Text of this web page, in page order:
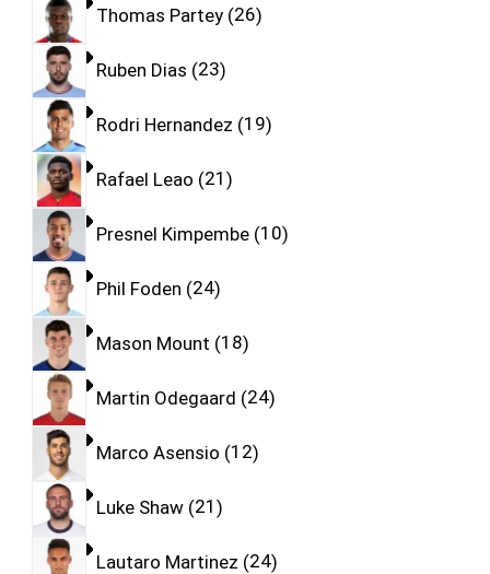
Thomas Partey 26
Ruben Dias 23
Rodri Hernandez 19
Rafael Leao 21
Presnel Kimpembe 10
Phil Foden 24
Mason Mount 18
Martin Odegaard 24
Marco Asensio 12
Luke Shaw 21
Lautaro Martinez 24